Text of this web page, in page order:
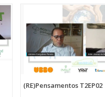
(RE)Pensamentos T2EP02